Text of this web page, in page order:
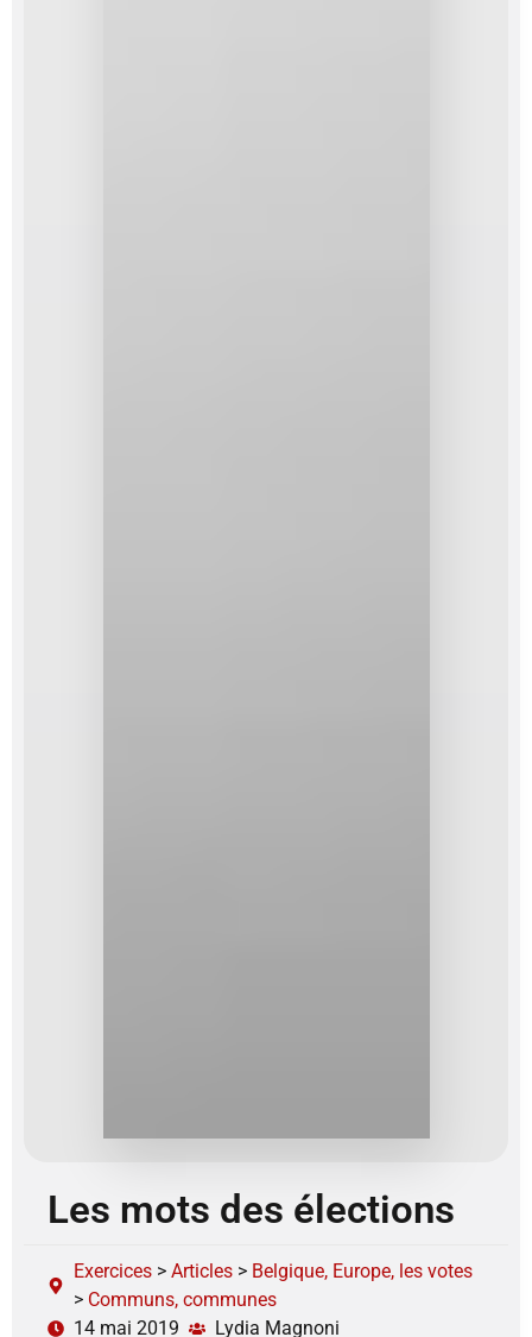
Les mots des élections
Exercices > Articles > Belgique, Europe, les votes
> Communs, communes
14 mai 2019
Lydia Magnoni